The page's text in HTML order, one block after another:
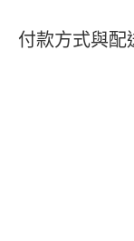
付款方式與配